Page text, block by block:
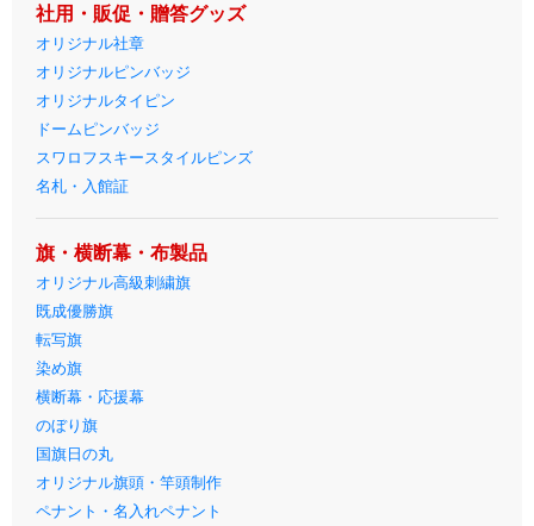
社用・販促・贈答グッズ
オリジナル社章
オリジナルピンバッジ
オリジナルタイピン
ドームピンバッジ
スワロフスキースタイルピンズ
名札・入館証
旗・横断幕・布製品
オリジナル高級刺繍旗
既成優勝旗
転写旗
染め旗
横断幕・応援幕
のぼり旗
国旗日の丸
オリジナル旗頭・竿頭制作
ペナント・名入れペナント